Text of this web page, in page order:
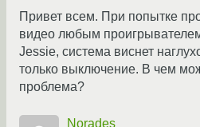
Привет всем. При попытке
видео любым
Jessie, система виснет
только выключение. В чем
проблема?
Norades